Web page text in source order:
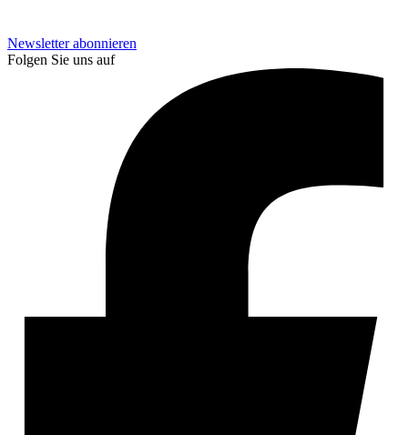
Newsletter abonnieren
Folgen Sie uns auf